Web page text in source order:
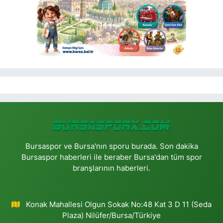
Bursaspor ve Bursa'nın sporu burada. Son dakika
Bursaspor haberleri ile beraber Bursa'dan tüm spor
branşlarının haberleri.
Konak Mahallesi Olgun Sokak No:48 Kat 3 D 11 (Seda
Plaza) Nilüfer/Bursa/Türkiye